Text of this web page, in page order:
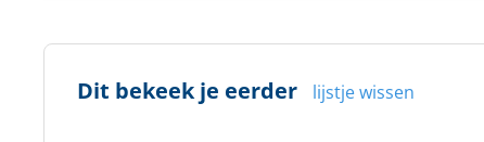
Dit bekeek je eerder lijstje wissen